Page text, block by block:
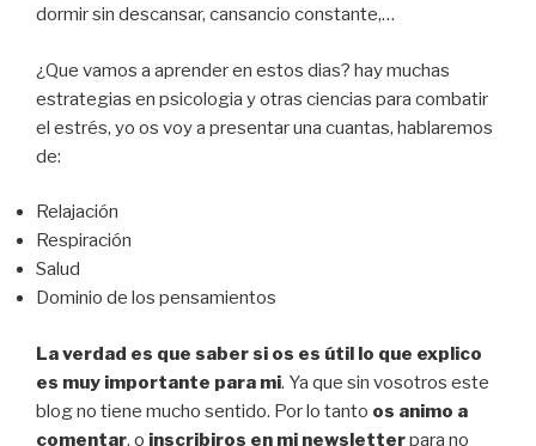
dormir sin descansar, cansancio constante,…
¿Que vamos a aprender en estos dias? hay muchas
estrategias en psicologia y otras ciencias para combatir
el estrés, yo os voy a presentar una cuantas, hablaremos
de:
Relajación
Respiración
Salud
Dominio de los pensamientos
La verdad es que saber si os es útil lo que explico
es muy importante para mi. Ya que sin vosotros este
blog no tiene mucho sentido. Por lo tanto os animo a
comentar, o inscribiros en mi newsletterpara no